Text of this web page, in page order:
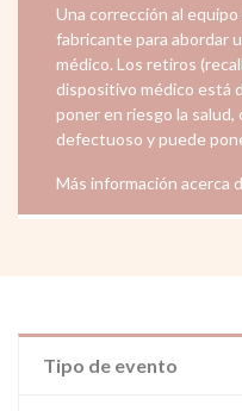
Una corrección al
fabricante para abordar
médico. Los retiros
dispositivo médico está
poner en riesgo la
defectuoso y puede
Más información acerca
Tipo de evento